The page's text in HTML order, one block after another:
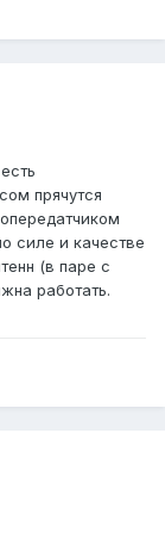
прячутся
силе и качестве
(в паре с
работать.